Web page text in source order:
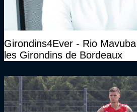
Girondins4Ever - Rio
les Girondins de Bordeaux